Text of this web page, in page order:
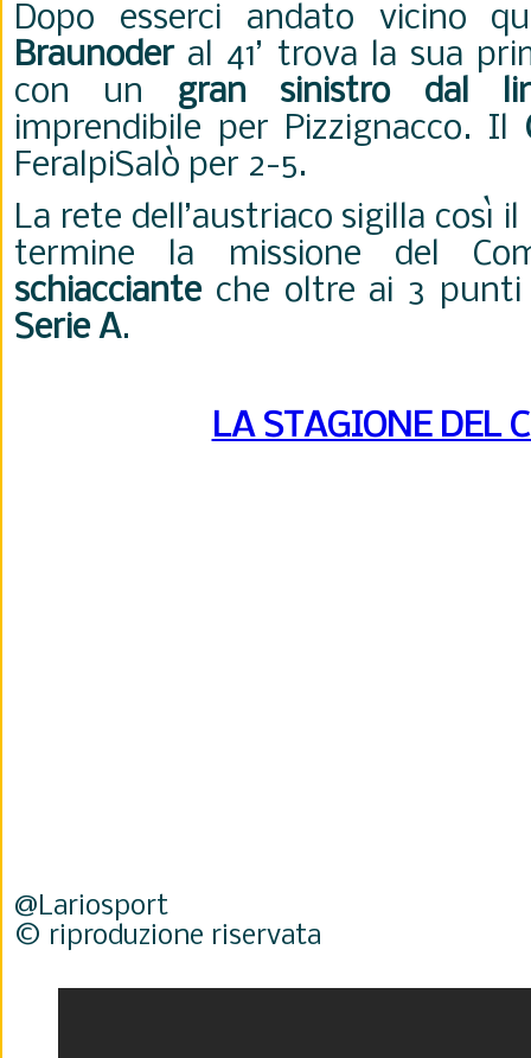
Dopo esserci andato vicino
Braunoderal 41’ trova la sua
con un gran sinistro dal
imprendibile per Pizzignacco. Il
FeralpiSalò per 2-5.
La rete dell’austriaco sigilla così
termine la missione del
schiaccianteche oltre ai 3 punti
Serie A.
LA STAGIONE DEL
@Lariosport
© riproduzione riservata